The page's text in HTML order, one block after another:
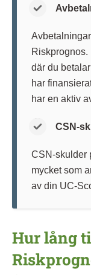
där du
har
har en aktiv
CSN-
CSN-skulder
mycket som
av din UC-
Hur lång